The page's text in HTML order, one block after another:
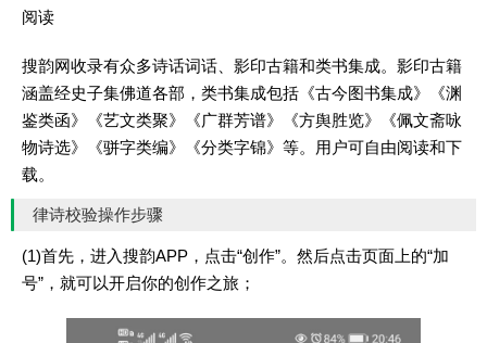
阅读
搜韵网收录有众多诗话词话、影印古籍和类书集成。影印古籍
涵盖经史子集佛道各部，类书集成包括《古今图书集成》《渊
鉴类函》《艺文类聚》《广群芳谱》《方舆胜览》《佩文斋咏
物诗选》《骈字类编》《分类字锦》等。用户可自由阅读和下
载。
律诗校验操作步骤
(1)首先，进入搜韵APP，点击“创作”。然后点击页面上的“加
号”，就可以开启你的创作之旅；